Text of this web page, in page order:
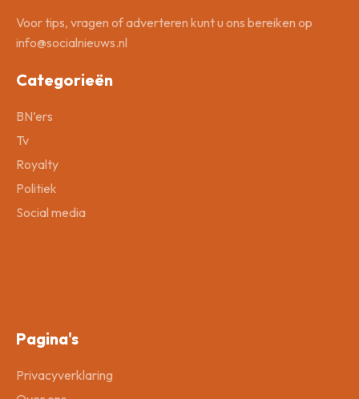
Voor tips, vragen of adverteren kunt u ons bereiken op
info@socialnieuws.nl
Categorieën
BN’ers
Tv
Royalty
Politiek
Social media
Pagina's
Privacyverklaring